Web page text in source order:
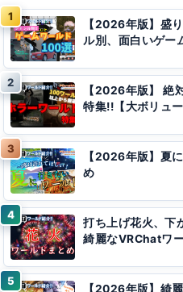
【2026年版】盛
ル別、面白いゲー
【2026年版】 絶
特集!!【大ボリュー
【2026年版】夏
め
打ち上げ花火、下
綺麗なVRChatワ
【2026年版】綺